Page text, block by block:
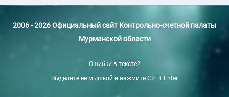
2006 - 2026 Официальный сайт Контрольно-счетной палаты
Мурманской области
Ошибки в тексте?
Выделите ее мышкой и нажмите Ctrl + Enter